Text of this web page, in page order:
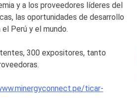
y a los proveedores líderes del
las oportunidades de desarrollo
Perú y el mundo.
300 expositores, tanto
ticar-